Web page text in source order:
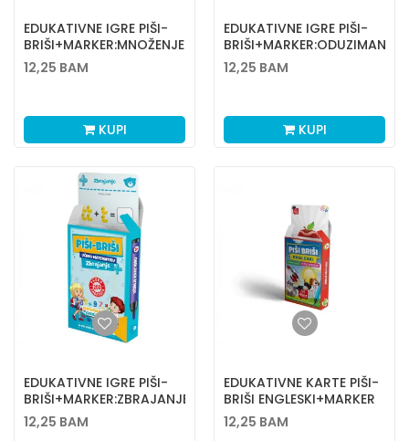
EDUKATIVNE IGRE PIŠI-
BRIŠI+MARKER:MNOŽENJE
12,25 BAM
KUPI
EDUKATIVNE IGRE PIŠI-
BRIŠI+MARKER:ODUZIMANJE
12,25 BAM
KUPI
EDUKATIVNE IGRE PIŠI-
BRIŠI+MARKER:ZBRAJANJE
12,25 BAM
EDUKATIVNE KARTE PIŠI-
BRIŠI ENGLESKI+MARKER
12,25 BAM